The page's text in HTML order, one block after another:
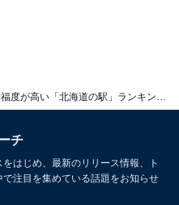
チ
はじめ、最新のリリース情報、ト
注目を集めている話題をお知らせ